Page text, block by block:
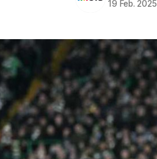
19 Feb. 2025